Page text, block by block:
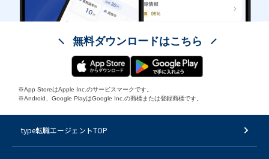
無料ダウンロードはこちら
※App StoreはApple Inc.のサービスマークです。
※Android、Google PlayはGoogle Inc.の商標または登録商標です。
type転職エージェントTOP